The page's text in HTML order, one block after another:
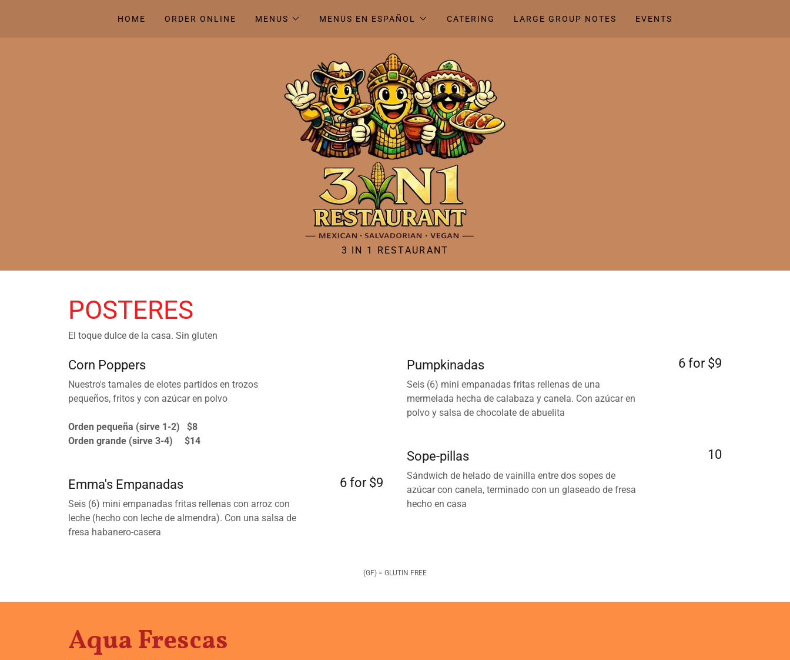
HOME ORDER ONLINE MENUS MENUS EN ESPAÑOL CATERING LARGE GROUP NOTES EVENTS
3 IN 1 RESTAURANT
POSTERES
El toque dulce de la casa. Sin gluten
Corn Poppers
Nuestro's tamales de elotes partidos en trozos
pequeños, fritos y con azúcar en polvo
Orden pequeña (sirve 1-2) $8
Orden grande (sirve 3-4) $14
Emma's Empanadas 6 for $9
Seis (6) mini empanadas fritas rellenas con arroz con
leche (hecho con leche de almendra). Con una salsa de
fresa habanero-casera
Pumpkinadas 6 for $9
Seis (6) mini empanadas fritas rellenas de una
mermelada hecha de calabaza y canela. Con azúcar en
polvo y salsa de chocolate de abuelita
Sope-pillas 10
Sándwich de helado de vainilla entre dos sopes de
azúcar con canela, terminado con un glaseado de fresa
hecho en casa
(GF) = GLUTIN FREE
Aqua Frescas